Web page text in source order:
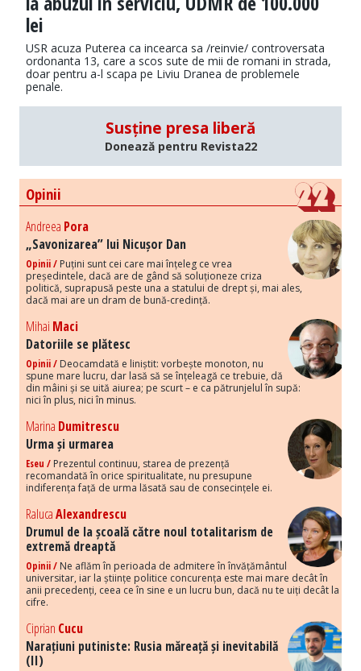
lei
USR acuza Puterea ca incearca sa /reinvie/ controversata
ordonanta 13, care a scos sute de mii de romani in strada,
doar pentru a-l scapa pe Liviu Dranea de problemele
penale.
Susține presa liberă
Donează pentru Revista22
Opinii
Andreea Pora
„Savonizarea” lui Nicușor Dan
Opinii / Puțini sunt cei care mai înțeleg ce vrea
președintele, dacă are de gând să soluționeze criza
politică, suprapusă peste una a statului de drept și, mai ales,
dacă mai are un dram de bună-credință.
Mihai Maci
Datoriile se plătesc
Opinii / Deocamdată e liniștit: vorbește monoton, nu
spune mare lucru, dar lasă să se înțeleagă ce trebuie, dă
din mâini și se uită aiurea; pe scurt – e ca pătrunjelul în supă:
nici în plus, nici în minus.
Marina Dumitrescu
Urma și urmarea
Eseu / Prezentul continuu, starea de prezență
recomandată în orice spiritualitate, nu presupune
indiferența față de urma lăsată sau de consecințele ei.
RalucaAlexandrescu
Drumul de la școală către noul totalitarism de
extremă dreaptă
Opinii / Ne aflăm în perioada de admitere în învățământul
universitar, iar la științe politice concurența este mai mare decât în
anii precedenți, ceea ce în sine e un lucru bun, dacă nu te uiți decât la
cifre.
Ciprian Cucu
Narațiuni putiniste: Rusia măreață și inevitabilă
(II)